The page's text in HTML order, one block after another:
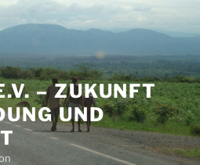
– ZUKUNFT
UND